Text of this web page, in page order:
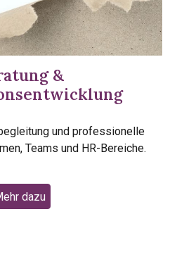
&
und professionelle
Teams und HR-Bereiche.
dazu